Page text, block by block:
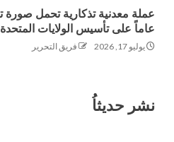
عاماً على تأسيس الولايات المتحدة
يوليو 17, 2026 فريق التحرير
نشر حديثاُ